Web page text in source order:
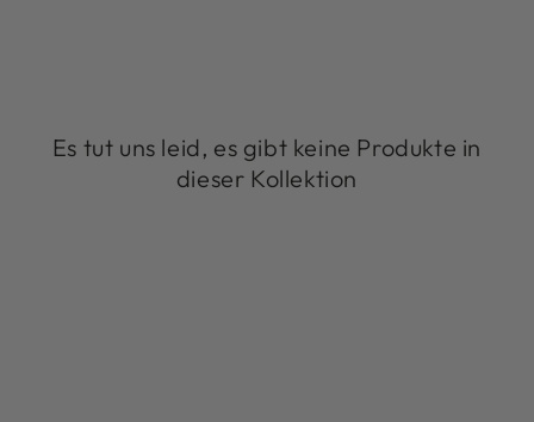
Es tut uns leid, es gibt keine Produkte in
dieser Kollektion